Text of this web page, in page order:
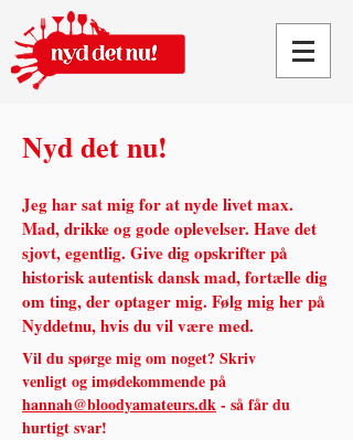
Nyd det nu!
Jeg har sat mig for at nyde livet max.
Mad, drikke og gode oplevelser. Have det
sjovt, egentlig. Give dig opskrifter på
historisk autentisk dansk mad, fortælle dig
om ting, der optager mig. Følg mig her på
Nyddetnu, hvis du vil være med.
Vil du spørge mig om noget? Skriv
venligt og imødekommende på
hannah@bloodyamateurs.dk- så får du
hurtigt svar!